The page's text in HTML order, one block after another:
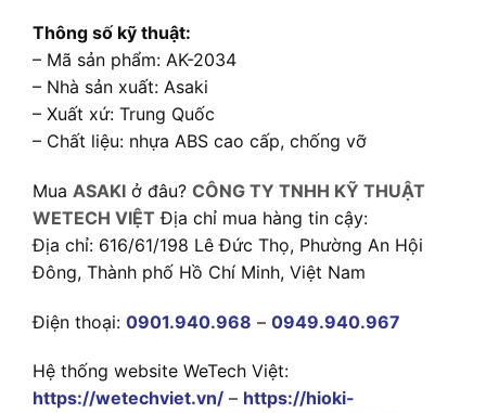
Thông số kỹ thuật:
– Mã sản phẩm: AK-2034
– Nhà sản xuất: Asaki
– Xuất xứ: Trung Quốc
– Chất liệu: nhựa ABS cao cấp, chống vỡ
Mua ASAKI ở đâu? CÔNG TY TNHH KỸ THUẬT
WETECH VIỆT Địa chỉ mua hàng tin cậy:
Địa chỉ: 616/61/198 Lê Đức Thọ, Phường An Hội
Đông, Thành phố Hồ Chí Minh, Việt Nam
Điện thoại: 0901.940.968 – 0949.940.967
Hệ thống website WeTech Việt:
https://wetechviet.vn/ – https://hioki-